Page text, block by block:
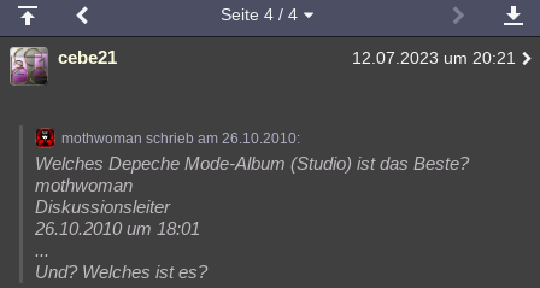
meine Rubriken
Menschen Mystery Kriminalfälle
Natur Umfragen Unterhaltung
weitere Rubriken
Philosophie Träume
Astronomie Helpdesk
Seite 4/ 4
cebe21 12.07.2023 um 20:21
mothwoman schrieb am 26.10.2010:
Welches Depeche Mode-Album (Studio) ist das Beste?
mothwoman
Diskussionsleiter
26.10.2010 um 18:01
...
Und? Welches ist es?